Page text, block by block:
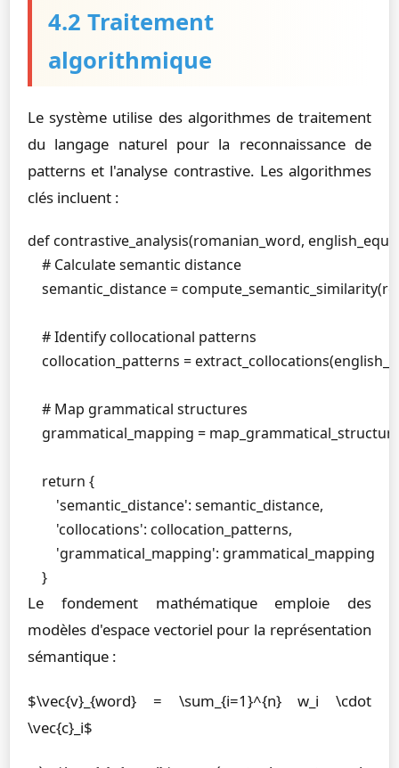
4.2 Traitement
algorithmique
Le système utilise des algorithmes de traitement
du langage naturel pour la reconnaissance de
patterns et l'analyse contrastive. Les algorithmes
clés incluent :
def contrastive_analysis(romanian_word,
    # Calculate semantic distance
semantic_distance =
    # Identify collocational patterns
collocation_patterns =
    # Map grammatical structures
grammatical_mapping =
    return {
        'semantic_distance': semantic_distance,
        'collocations': collocation_patterns,
        'grammatical_mapping': grammatical_mapping
    }
Le fondement mathématique emploie des
modèles d'espace vectoriel pour la représentation
sémantique :
$\vec{v}_{word} = \sum_{i=1}^{n} w_i \cdot
\vec{c}_i$